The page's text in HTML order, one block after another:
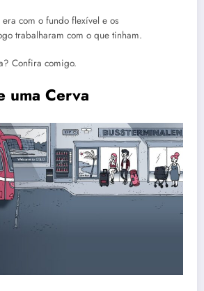
era com o fundo flexível e os
trabalharam com o que tinham.
Confira comigo.
uma Cerva